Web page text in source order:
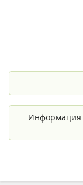
Информация